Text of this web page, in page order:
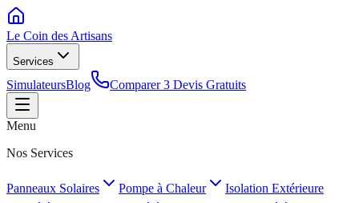
Le Coin des Artisans
Services
SimulateursBlog Comparer 3 Devis Gratuits
Menu
Nos Services
Panneaux Solaires Pompe à Chaleur
Isolation Extérieure